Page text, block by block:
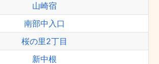
山崎宿
南部中入口
桜の里2丁目
新中根